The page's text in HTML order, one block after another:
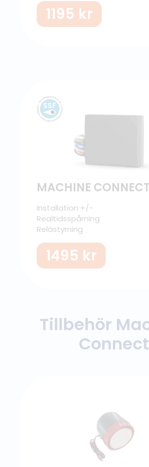
1195 kr
MACHINE CONNECT
Installation +/-
Realtidsspårning
Relästyrning
1495 kr
Tillbehör
Connect